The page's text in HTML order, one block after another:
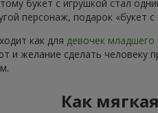
букет с игрушкой стал
персонаж, подарок «букет
как для девочек младшего
и желание сделать человеку
Как